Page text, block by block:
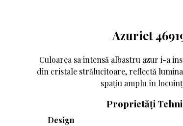
Azuriet
Culoarea sa intensă albastru azur i-a
din cristale strălucitoare, reflectă
spațiu amplu în
Proprietăți
Design